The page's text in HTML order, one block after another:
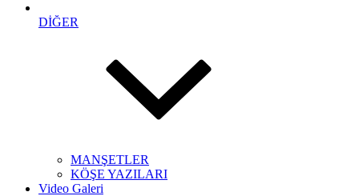
DİĞER
MANŞETLER
KÖŞE YAZILARI
Video Galeri